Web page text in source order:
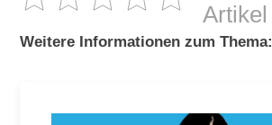
Artikel
Weitere Informationen zum Thema: